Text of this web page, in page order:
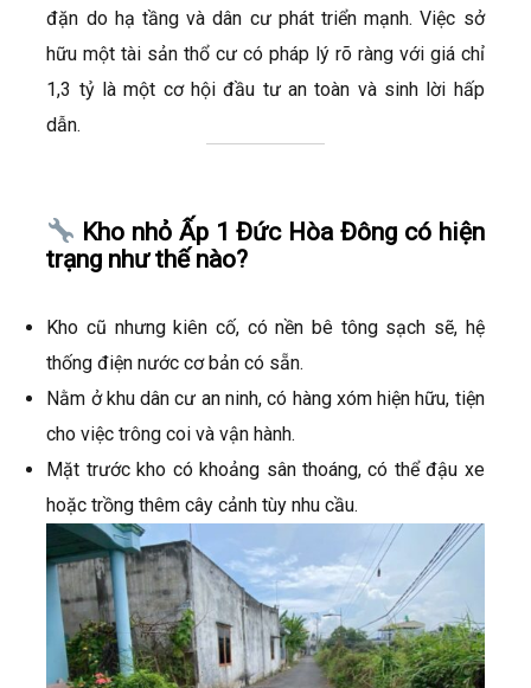
đặn do hạ tầng và dân cư phát triển mạnh. Việc sở
hữu một tài sản thổ cư có pháp lý rõ ràng với giá chỉ
1,3 tỷ là một cơ hội đầu tư an toàn và sinh lời hấp
dẫn.
Kho nhỏ Ấp 1 Đức Hòa Đông có hiện
trạng như thế nào?
Kho cũ nhưng kiên cố, có nền bê tông sạch sẽ, hệ
thống điện nước cơ bản có sẵn.
Nằm ở khu dân cư an ninh, có hàng xóm hiện hữu, tiện
cho việc trông coi và vận hành.
Mặt trước kho có khoảng sân thoáng, có thể đậu xe
hoặc trồng thêm cây cảnh tùy nhu cầu.